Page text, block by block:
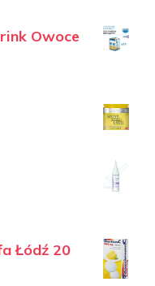
Owoce
Łódź 20